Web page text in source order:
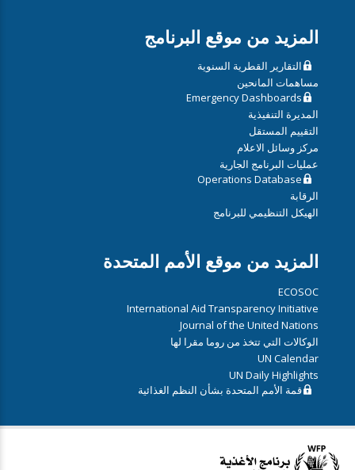
المزيد من موقع البرنامج
التقارير القطرية السنوية
مساهمات المانحين
Emergency Dashboards
المديرة التنفيذية
التقييم المستقل
مركز وسائل الاعلام
عمليات البرنامج الجارية
Operations Database
الرقابة
الهيكل التنظيمي للبرنامج
المزيد من موقع الأمم المتحدة
ECOSOC
International Aid Transparency Initiative
Journal of the United Nations
الوكالات التي تتخذ من روما مقرا لها
UN Calendar
UN Daily Highlights
قمة الأمم المتحدة بشأن النظم الغذائية